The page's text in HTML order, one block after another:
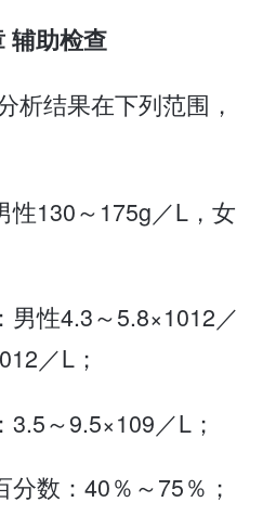
辅助检查
析结果在下列范围，
性130～175g／L，女
男性4.3～5.8×1012／
／L；
3.5～9.5×109／L；
分数：40％～75％；